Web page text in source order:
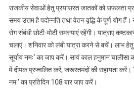
राजकीय सेवाओं हेतु प्रयासरत जातकों को सफलता
समय उत्तम है पदोन्नति तथा वेतन वृद्धि के पूर्ण योग
रोग संबंधी छोटी-मोटी समस्याएं रहेंगी। यात्राएं
चलाएं। शनिवार को लंबी यात्रा करने से बचें। लाभ
सूर्याय नमः’ का जाप करें। सायं काल हनुमान चालीसा
में दीपक प्रज्वलित करें, जरूरतमंदों की सहायता करें।
नम:’ का प्रतिदिन 108 बार जाप करें।